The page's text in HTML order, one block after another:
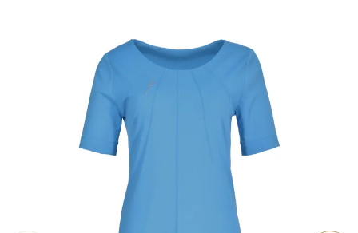
NEPODŠITÉ KABÁTKY
PODŠITÉ KABÁTKY
KALHOTY
KABÁTY, BUNDY